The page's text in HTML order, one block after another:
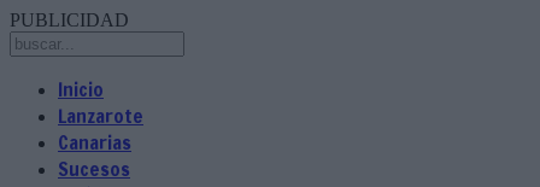
PUBLICIDAD
Inicio
Lanzarote
Canarias
Sucesos